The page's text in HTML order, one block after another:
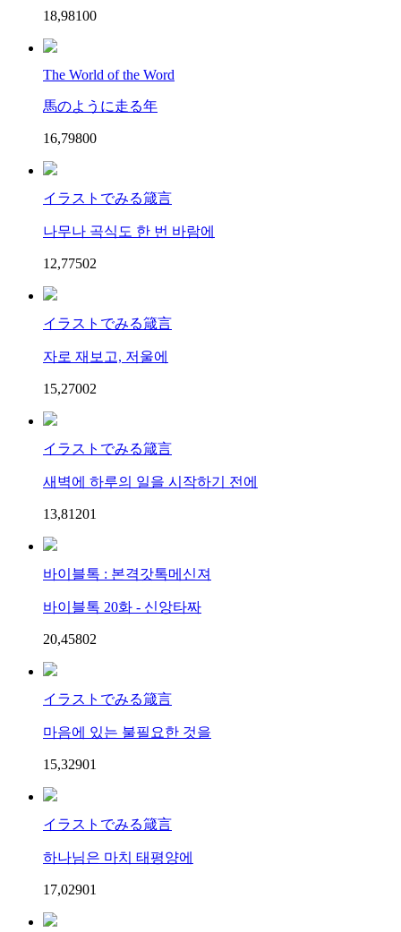
18,98100
The World of the Word
馬のように走る年
16,79800
イラストでみる箴言
나무나 곡식도 한 번 바람에
12,77502
イラストでみる箴言
자로 재보고, 저울에
15,27002
イラストでみる箴言
새벽에 하루의 일을 시작하기 전에
13,81201
바이블톡 : 본격갓톡메신져
바이블톡 20화 - 신앙타짜
20,45802
イラストでみる箴言
마음에 있는 불필요한 것을
15,32901
イラストでみる箴言
하나님은 마치 태평양에
17,02901